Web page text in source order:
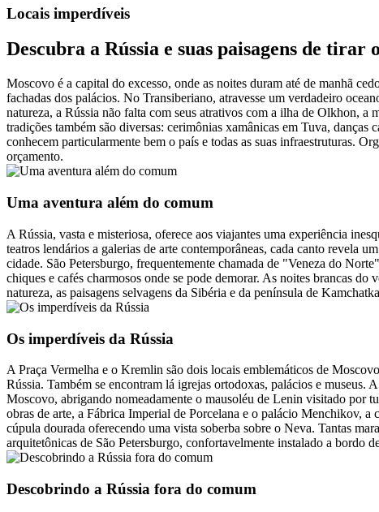
Locais imperdíveis
Descubra a Rússia e suas paisagens de tirar
Moscovo é a capital do excesso, onde as noites duram até de manhã
fachadas dos palácios. No Transiberiano, atravesse um verdadeiro
natureza, a Rússia não falta com seus atrativos com a ilha de Olkhon,
tradições também são diversas: cerimônias xamânicas em Tuva, danças
conhecem particularmente bem o país e todas as suas infraestruturas.
orçamento.
Uma aventura além do comum
A Rússia, vasta e misteriosa, oferece aos viajantes uma experiência
teatros lendários a galerias de arte contemporâneas, cada canto revela
cidade. São Petersburgo, frequentemente chamada de "Veneza do
chiques e cafés charmosos onde se pode demorar. As noites brancas
natureza, as paisagens selvagens da Sibéria e da península de
Os imperdíveis da Rússia
A Praça Vermelha e o Kremlin são dois locais emblemáticos de
Rússia. Também se encontram lá igrejas ortodoxas, palácios e
Moscovo, abrigando nomeadamente o mausoléu de Lenin visitado por
obras de arte, a Fábrica Imperial de Porcelana e o palácio Menchikov,
cúpula dourada oferecendo uma vista soberba sobre o Neva. Tantas
arquitetônicas de São Petersburgo, confortavelmente instalado a bordo
Descobrindo a Rússia fora do comum